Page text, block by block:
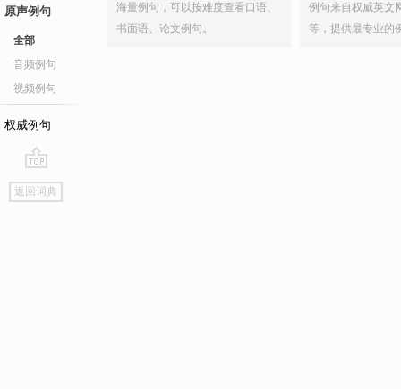
原声例句
全部
音频例句
视频例句
权威例句
go
top
返回词典
海量例句，可以按难度查看口语、
书面语、论文例句。
例句来自权威英文
等，提供最专业的